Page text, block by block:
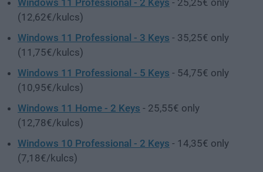
Windows 11 Professional - 2 Keys - 25,25€ only
(12,62€/kulcs)
Windows 11 Professional - 3 Keys - 35,25€ only
(11,75€/kulcs)
Windows 11 Professional - 5 Keys - 54,75€ only
(10,95€/kulcs)
Windows 11 Home - 2 Keys - 25,55€ only
(12,78€/kulcs)
Windows 10 Professional - 2 Keys - 14,35€ only
(7,18€/kulcs)